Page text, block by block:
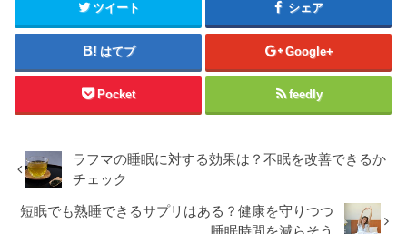
ツイート シェア
はてブ Google+
Pocket feedly
ラフマの睡眠に対する効果は？不眠を改善できるか
チェック
短眠でも熟睡できるサプリはある？健康を守りつつ